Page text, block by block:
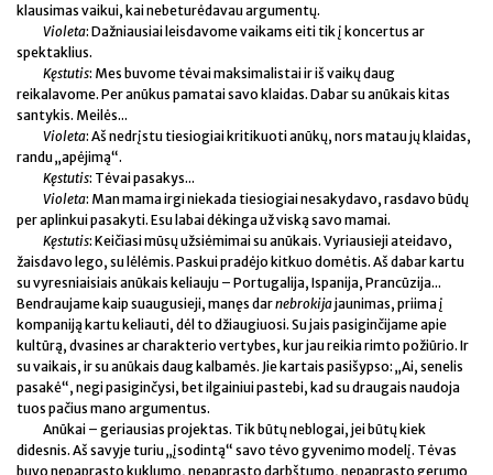
klausimas vaikui, kai nebeturėdavau argumentų.
Violeta: Dažniausiai leisdavome vaikams eiti tik į koncertus ar
spektaklius.
Kęstutis: Mes buvome tėvai maksimalistai ir iš vaikų daug
reikalavome. Per anūkus pamatai savo klaidas. Dabar su anūkais kitas
santykis. Meilės...
Violeta: Aš nedrįstu tiesiogiai kritikuoti anūkų, nors matau jų klaidas,
randu „apėjimą“.
Kęstutis: Tėvai pasakys...
Violeta: Man mama irgi niekada tiesiogiai nesakydavo, rasdavo būdų
per aplinkui pasakyti. Esu labai dėkinga už viską savo mamai.
Kęstutis: Keičiasi mūsų užsiėmimai su anūkais. Vyriausieji ateidavo,
žaisdavo lego, su lėlėmis. Paskui pradėjo kitkuo domėtis. Aš dabar kartu
su vyresniaisiais anūkais keliauju – Portugalija, Ispanija, Prancūzija...
Bendraujame kaip suaugusieji, manęs darnebrokijajaunimas, priima į
kompaniją kartu keliauti, dėl to džiaugiuosi. Su jais pasiginčijame apie
kultūrą, dvasines ar charakterio vertybes, kur jau reikia rimto požiūrio. Ir
su vaikais, ir su anūkais daug kalbamės. Jie kartais pasišypso: „Ai, senelis
pasakė“, negi pasiginčysi, bet ilgainiui pastebi, kad su draugais naudoja
tuos pačius mano argumentus.
Anūkai – geriausias projektas. Tik būtų neblogai, jei būtų kiek
didesnis. Aš savyje turiu „įsodintą“ savo tėvo gyvenimo modelį. Tėvas
buvo nepaprasto kuklumo, nepaprasto darbštumo, nepaprasto gerumo